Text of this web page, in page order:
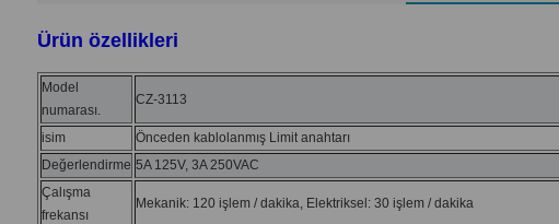
Ürün özellikleri
Model
numarası.
CZ-3113
isim
Önceden kablolanmış Limit anahtarı
Değerlendirme 5A 125V, 3A 250VAC
Çalışma
frekansı
Mekanik: 120 işlem / dakika, Elektriksel: 30 işlem / dakika